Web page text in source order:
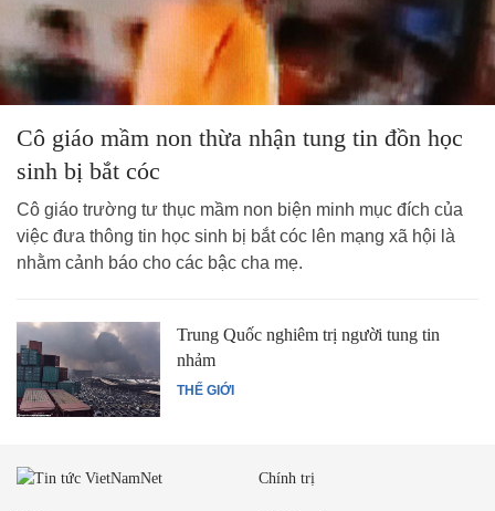
Cô giáo mầm non thừa nhận tung tin đồn học
sinh bị bắt cóc
Cô giáo trường tư thục mầm non biện minh mục đích của
việc đưa thông tin học sinh bị bắt cóc lên mạng xã hội là
nhằm cảnh báo cho các bậc cha mẹ.
THẾ GIỚI
Trung Quốc nghiêm trị người tung tin
nhảm
Chính trị